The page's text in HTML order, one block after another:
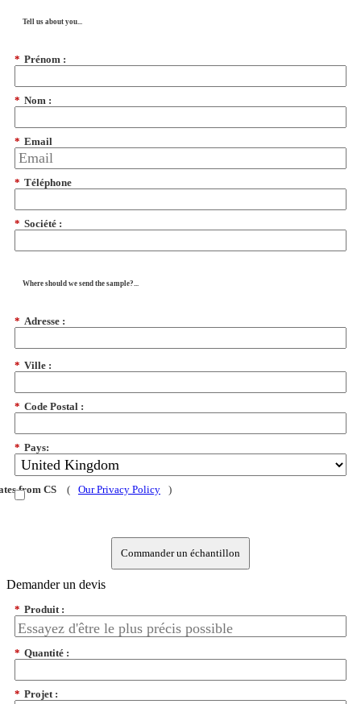
Tell us about you...
* Prénom :
* Nom :
* Email
* Téléphone
* Société :
Where should we send the sample?...
* Adresse :
* Ville :
* Code Postal :
* Pays:
from CS ( Our Privacy Policy )
Commander un échantillon
Demander un devis
* Produit :
* Quantité :
* Projet :